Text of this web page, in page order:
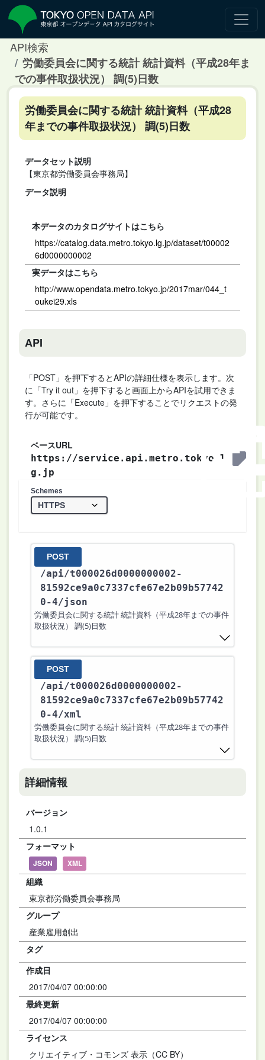
API検索
労働委員会に関する統計 統計資料（平成28年ま
での事件取扱状況） 調(5)日数
労働委員会に関する統計 統計資料（平成28
年までの事件取扱状況） 調(5)日数
データセット説明
【東京都労働委員会事務局】
データ説明
本データのカタログサイトはこちら
https://catalog.data.metro.tokyo.lg.jp/dataset/t00002
6d0000000002
実データはこちら
http://www.opendata.metro.tokyo.jp/2017mar/044_t
oukei29.xls
API
「POST」を押下するとAPIの詳細仕様を表示します。次
に「Try it out」を押下すると画面上からAPIを試用できま
す。さらに「Execute」を押下することでリクエストの発
行が可能です。
ベースURL
https://service.api.metro.tokyo.l
g.jp
Schemes
POST
/api/t000026d0000000002-
81592ce9a0c7337cfe67e2b09b57742
0-4/json
労働委員会に関する統計 統計資料（平成28年までの事件
取扱状況） 調(5)日数
POST
/api/t000026d0000000002-
81592ce9a0c7337cfe67e2b09b57742
0-4/xml
労働委員会に関する統計 統計資料（平成28年までの事件
取扱状況） 調(5)日数
詳細情報
バージョン
1.0.1
フォーマット
JSON XML
組織
東京都労働委員会事務局
グループ
産業雇用創出
タグ
作成日
2017/04/07 00:00:00
最終更新
2017/04/07 00:00:00
ライセンス
クリエイティブ・コモンズ 表示（CC BY）